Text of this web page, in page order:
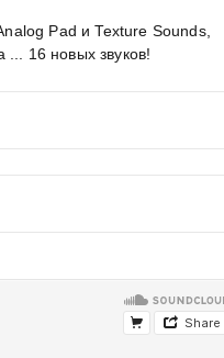
Pad и Texture Sounds,
... 16 новых звуков!